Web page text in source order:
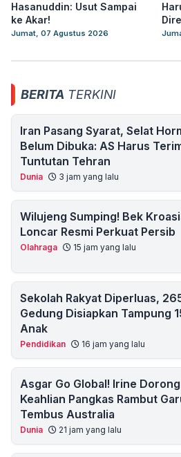
Hasanuddin: Usut Sampai
ke Akar!
Jumat, 07 Agustus 2026
BERITA TERKINI
Iran Pasang Syarat, Selat
Belum Dibuka: AS Harus
Tuntutan Tehran
Dunia 3 jam yang lalu
Wilujeng Sumping! Bek
Loncar Resmi Perkuat Persib
Olahraga 15 jam yang lalu
Sekolah Rakyat Diperluas,
Gedung Disiapkan Tampung
Anak
Pendidikan 16 jam yang lalu
Asgar Go Global! Irine Dorong
Keahlian Pangkas Rambut
Tembus Australia
Dunia 21 jam yang lalu